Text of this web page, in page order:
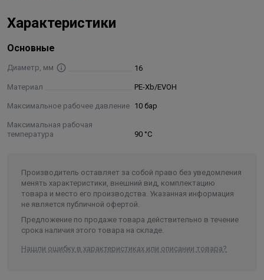
Характеристики
Основные
Диаметр, мм 16
Материал PE-Xb/EVOH
Максимальное рабочее давление 10 бар
Максимальная рабочая
температура
90 °С
Производитель оставляет за собой право без уведомления
менять характеристики, внешний вид, комплектацию
товара и место его производства. Указанная информация
не является публичной офертой.
Предложение по продаже товара действительно в течение
срока наличия этого товара на складе.
Нашли ошибку в характеристиках или описании товара?